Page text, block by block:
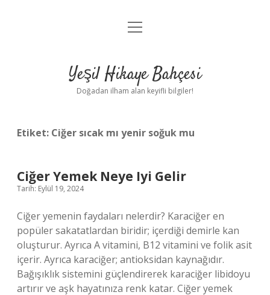
Anasayfa
Yasal Uyarı
menüyü
Yeşil Hikaye Bahçesi
Doğadan ilham alan keyifli bilgiler!
Etiket: Ciğer sıcak mı yenir soğuk mu
Ciğer Yemek Neye Iyi Gelir
Tarih: Eylül 19, 2024
Ciğer yemenin faydaları nelerdir? Karaciğer en
popüler sakatatlardan biridir; içerdiği demirle kan
oluşturur. Ayrıca A vitamini, B12 vitamini ve folik asit
içerir. Ayrıca karaciğer; antioksidan kaynağıdır.
Bağışıklık sistemini güçlendirerek karaciğer libidoyu
artırır ve aşk hayatınıza renk katar. Ciğer yemek